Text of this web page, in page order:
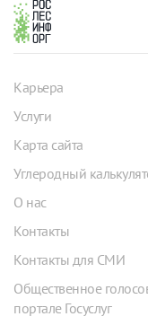
Карьера
Услуги
Карта сайта
Углеродный
О нас
Контакты
Контакты для СМИ
Общественное
портале Госуслуг